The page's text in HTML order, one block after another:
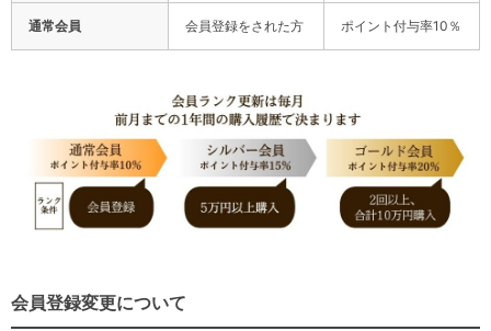
通常会員 会員登録をされた方 ポイント付与率10％
会員登録変更について